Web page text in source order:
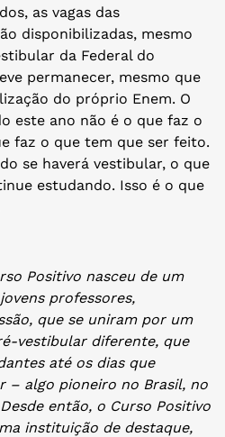
as vagas das
disponibilizadas, mesmo
da Federal do
permanecer, mesmo que
do próprio Enem. O
este ano não é o que faz o
faz o que tem que ser feito.
se haverá vestibular, o que
estudando. Isso é o que
Positivo nasceu de um
professores,
que se uniram por um
vestibular diferente, que
até os dias que
– algo pioneiro no Brasil, no
então, o Curso Positivo
instituição de destaque,